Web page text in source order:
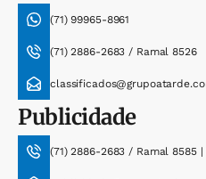
(71) 99965-8961
(71) 2886-2683 / Ramal 8526
Publicidade
(71) 2886-2683 / Ramal 8585 |